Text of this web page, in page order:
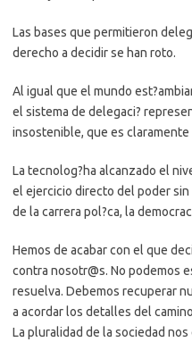
Las bases que permitieron
derecho a decidir se han roto.
Al igual que el mundo
el sistema de delegaci?
insostenible, que es
La tecnolog?ha alcanzado el
el ejercicio directo del poder
de la carrera pol?ca, la
Hemos de acabar con el que
contra nosotr@s. No podemos
resuelva. Debemos recuperar
a acordar los detalles del
La pluralidad de la sociedad